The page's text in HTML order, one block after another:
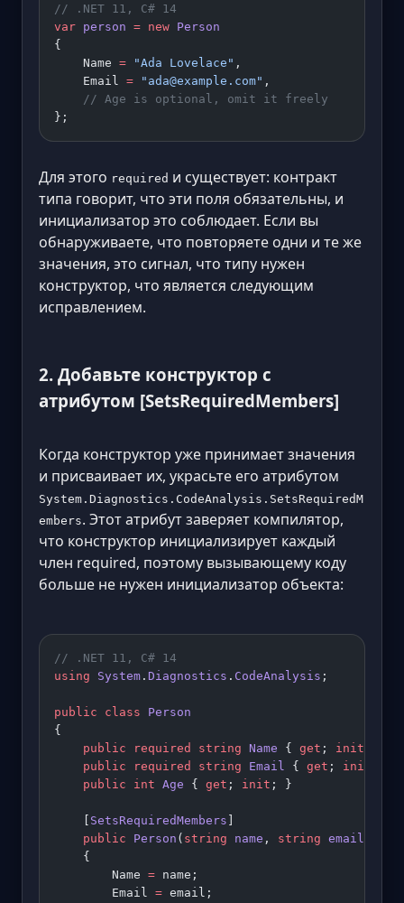
// .NET 11, C# 14
var person = new Person
{
    Name
= "Ada Lovelace" ,
    Email
= "ada@example.com" ,
    // Age is optional, omit it freely
};
Для этого required и существует: контракт
типа говорит, что эти поля обязательны, и
инициализатор это соблюдает. Если вы
обнаруживаете, что повторяете одни и те же
значения, это сигнал, что типу нужен
конструктор, что является следующим
исправлением.
2. Добавьте конструктор с
атрибутом [SetsRequiredMembers]
Когда конструктор уже принимает значения
и присваивает их, украсьте его атрибутом
System.Diagnostics.CodeAnalysis.SetsRequiredM
embers. Этот атрибут заверяет компилятор,
что конструктор инициализирует каждый
член required, поэтому вызывающему коду
больше не нужен инициализатор объекта:
// .NET 11, C# 14
using System . Diagnostics . CodeAnalysis ;
public class Person
{
    public
required string Name { get ; init
    public
required string Email { get ; init
    public
int Age { get ; init ; }
SetsRequiredMembers
    public
Person ( string name , string email
    {
        Name
= name;
        Email
= email;